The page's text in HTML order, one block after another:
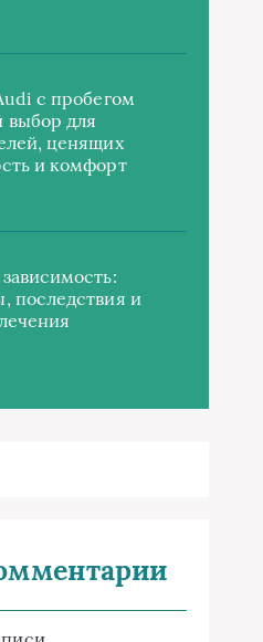
с пробегом
для
ценящих
и комфорт
последствия и